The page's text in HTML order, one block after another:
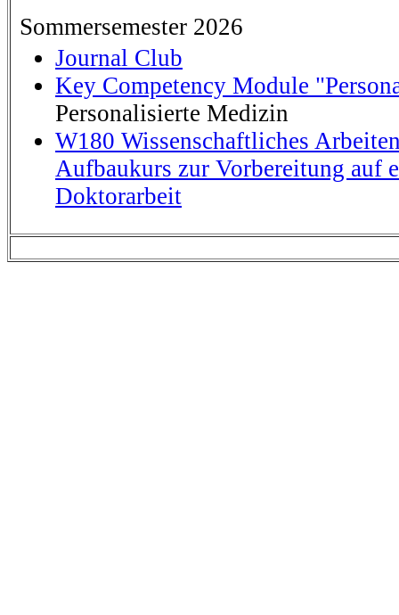
Sommersemester 2026
Journal Club
Key Competency Module
Personalisierte Medizin
W180 Wissenschaftliches
Aufbaukurs zur Vorbereitung auf
Doktorarbeit